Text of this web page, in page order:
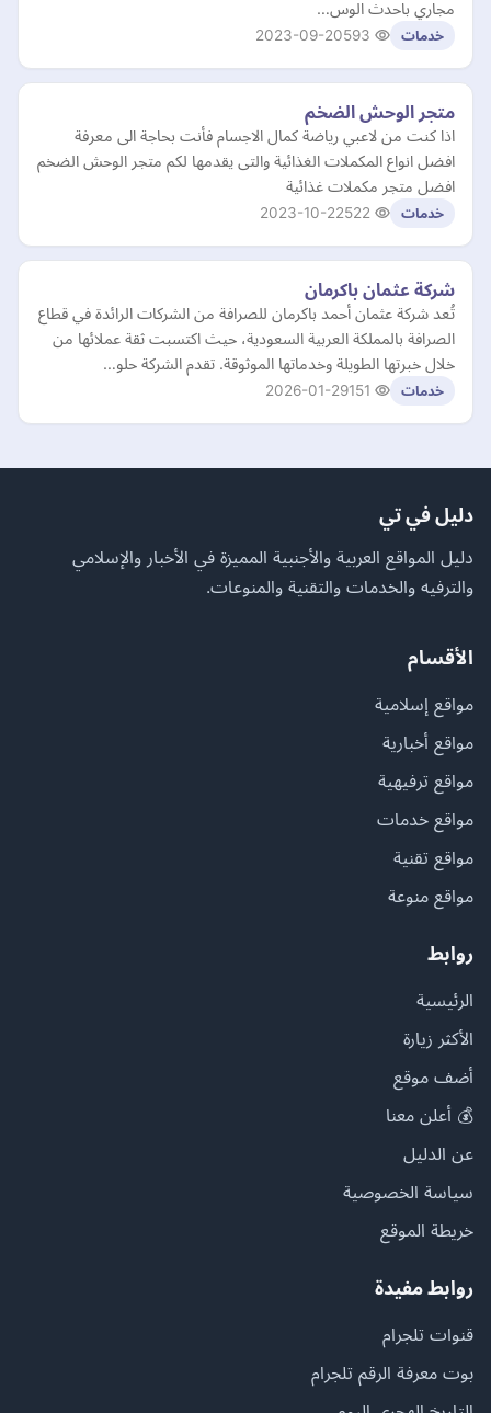
مجاري باحدث الوس…
خدمات 2023-09-20
متجر الوحش الضخم
اذا كنت من لاعبي رياضة كمال الاجسام فأنت بحاجة الى معرفة
افضل انواع المكملات الغذائية والتى يقدمها لكم متجر الوحش الضخم
افضل متجر مكملات غذائية
خدمات 2023-10-22
شركة عثمان باكرمان
تُعد شركة عثمان أحمد باكرمان للصرافة من الشركات الرائدة في قطاع
الصرافة بالمملكة العربية السعودية، حيث اكتسبت ثقة عملائها من
خلال خبرتها الطويلة وخدماتها الموثوقة. تقدم الشركة حلو…
خدمات 2026-01-29
دليل في تي
دليل المواقع العربية والأجنبية المميزة في الأخبار والإسلامي
والترفيه والخدمات والتقنية والمنوعات.
الأقسام
مواقع إسلامية
مواقع أخبارية
مواقع ترفيهية
مواقع خدمات
مواقع تقنية
مواقع منوعة
روابط
الرئيسية
الأكثر زيارة
أضف موقع
💰 أعلن معنا
عن الدليل
سياسة الخصوصية
خريطة الموقع
روابط مفيدة
قنوات تلجرام
بوت معرفة الرقم تلجرام